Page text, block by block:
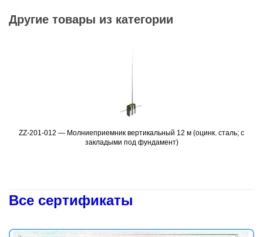
Другие товары из категории
Подробнее
ZZ-201-012 — Молниеприемник вертикальный 12 м (оцинк. сталь; с
закладыми под фундамент)
Все сертификаты